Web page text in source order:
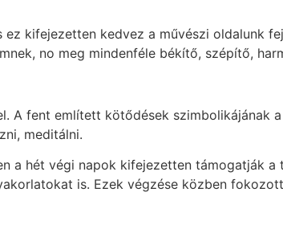
kifejezetten kedvez a művészi oldalunk
no meg mindenféle békítő, szépítő,
A fent említett kötődések szimbolikájának
meditálni.
a hét végi napok kifejezetten támogatják a
is. Ezek végzése közben